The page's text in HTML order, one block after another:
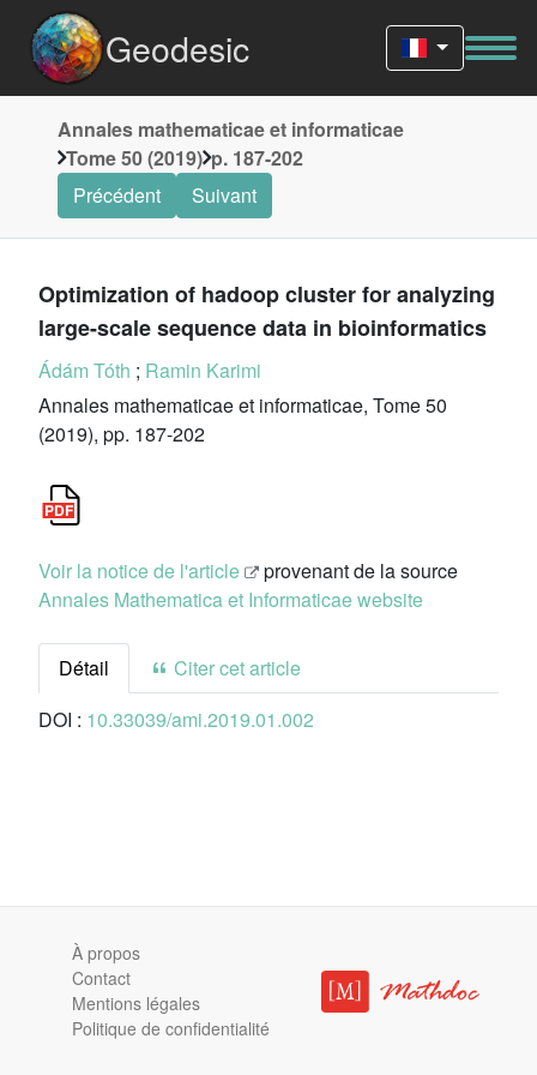
Geodesic
Annales mathematicae et informaticae
Tome 50 (2019) p. 187-202
Précédent
Suivant
Optimization of hadoop cluster for analyzing
large-scale sequence data in bioinformatics
Ádám Tóth ; Ramin Karimi
Annales mathematicae et informaticae, Tome 50
(2019), pp. 187-202
Voir la notice de l'article
provenant de la source
Annales Mathematica et Informaticae website
Détail
Citer cet article
DOI : 10.33039/ami.2019.01.002
À propos
Contact
Mentions légales
Politique de confidentialité